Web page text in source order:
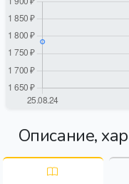
Описание,